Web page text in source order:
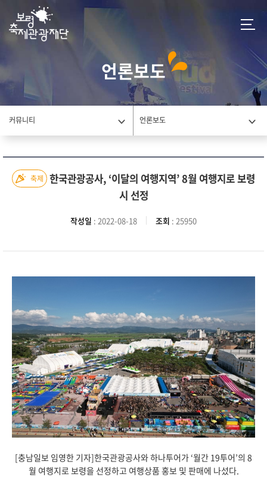
언론보도
커뮤니티 언론보도
축제
한국관광공사, ‘이달의 여행지역’ 8월 여행지로 보령
시 선정
작성일 : 2022-08-18 조회 : 25950
[충남일보 임영한 기자]한국관광공사와 하나투어가 ‘월간 19투어’의 8
월 여행지로 보령을 선정하고 여행상품 홍보 및 판매에 나섰다.